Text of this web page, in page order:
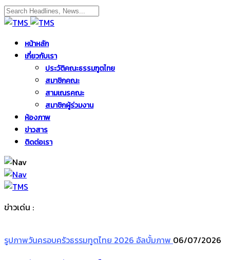
หน้าหลัก
เกี่ยวกับเรา
ประวัติคณะธรรมฑูตไทย
สมาชิกคณะ
สามเณรคณะ
สมาชิกผู้ร่วมงาน
ห้องภาพ
ข่าวสาร
ติดต่อเรา
ข่าวเด่น :
รูปภาพวันครอบครัวธรรมทูตไทย 2026 อัลบั้มภาพ 06/07/2026